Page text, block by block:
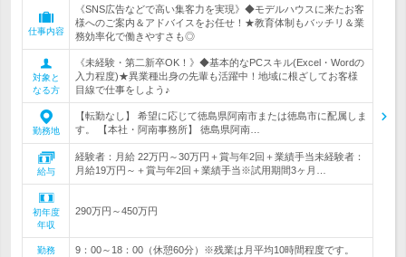
仕事内容
《SNS広告などで高い集客力を実現》◆モデルハウスに来たお客
様へのご案内＆アドバイスをお任せ！★教育体制もバッチリ＆業
務効率化で働きやすさも◎
対象と
なる方
《未経験・第二新卒OK！》◆基本的なPCスキル(Excel・Wordの
入力程度)★異業種出身の先輩も活躍中！地域に根ざしてお客様
目線で仕事をしよう♪
勤務地
【転勤なし】 希望に応じて徳島県阿南市または徳島市に配属しま
す。 【本社・阿南事務所】 徳島県阿南…
給与
経験者：月給 22万円～30万円＋賞与年2回＋業績手当未経験者：
月給19万円～＋賞与年2回＋業績手当※試用期間3ヶ月…
初年度
年収
290万円～450万円
勤務
9：00～18：00（休憩60分）※残業は月平均10時間程度です。